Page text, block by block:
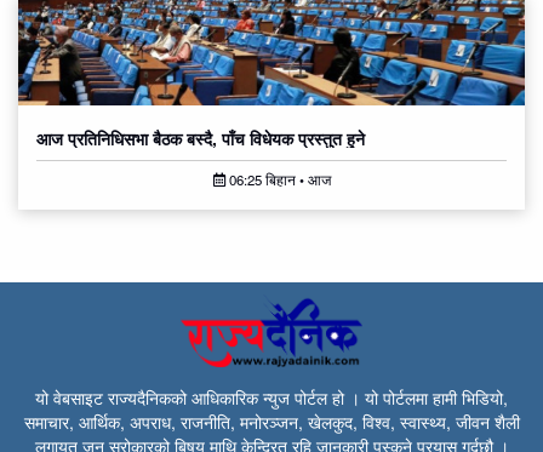
आज प्रतिनिधिसभा बैठक बस्दै, पाँच विधेयक प्रस्तुत हुने
06:25 बिहान • आज
यो वेबसाइट राज्यदैनिकको आधिकारिक न्युज पोर्टल हो । यो पोर्टलमा हामी भिडियो,
समाचार, आर्थिक, अपराध, राजनीति, मनोरञ्जन, खेलकुद, विश्व, स्वास्थ्य, जीवन शैली
लगायत जन सरोकारको बिषय माथि केन्द्रित रहि जानकारी पस्कने प्रयास गर्दछौ ।